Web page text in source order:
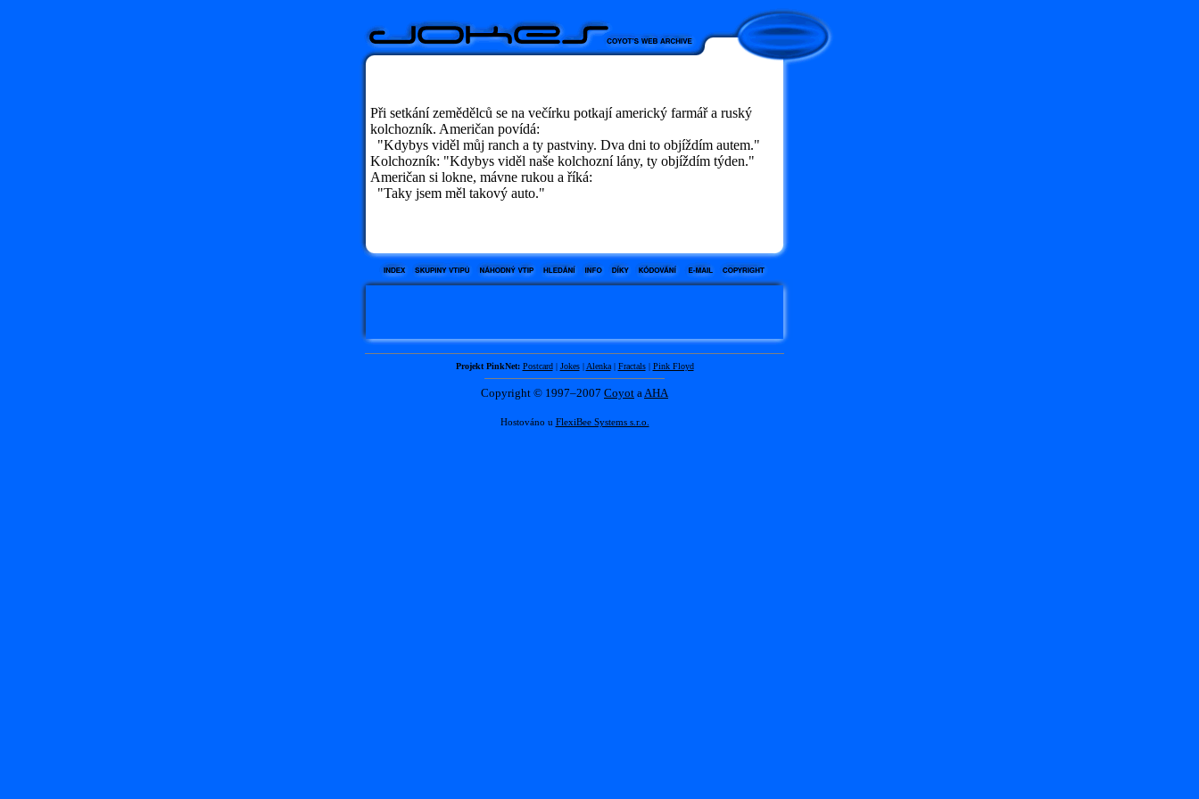
Při setkání zemědělců se na večírku potkají americký farmář a ruský
kolchozník. Američan povídá:
"Kdybys viděl můj ranch a ty pastviny. Dva dni to objíždím autem."
Kolchozník: "Kdybys viděl naše kolchozní lány, ty objíždím týden."
Američan si lokne, mávne rukou a říká:
"Taky jsem měl takový auto."
Projekt PinkNet: Postcard| Jokes| Alenka| Fractals| Pink Floyd
Copyright © 1997–2007 Coyot aAHA
Hostováno u FlexiBee Systems s.r.o.